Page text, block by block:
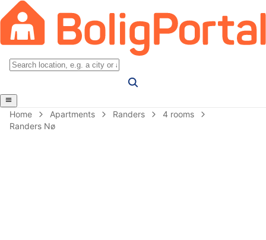
Home Apartments Randers
4 rooms
Randers Nø